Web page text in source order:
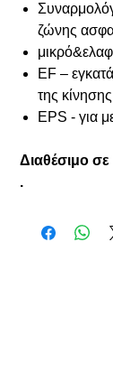
ζώνης
EF –
της κίνησης
EPS - για
Διαθέσιμο
.